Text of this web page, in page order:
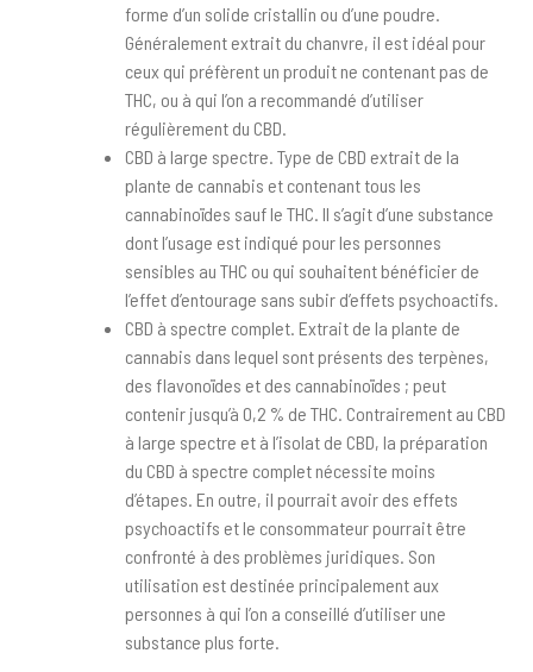
forme d’un solide cristallin ou d’une poudre.
Généralement extrait du chanvre, il est idéal pour
ceux qui préfèrent un produit ne contenant pas de
THC, ou à qui l’on a recommandé d’utiliser
régulièrement du CBD.
CBD à large spectre. Type de CBD extrait de la
plante de cannabis et contenant tous les
cannabinoïdes sauf le THC. Il s’agit d’une substance
dont l’usage est indiqué pour les personnes
sensibles au THC ou qui souhaitent bénéficier de
l’effet d’entourage sans subir d’effets psychoactifs.
CBD à spectre complet. Extrait de la plante de
cannabis dans lequel sont présents des terpènes,
des flavonoïdes et des cannabinoïdes ; peut
contenir jusqu’à 0,2 % de THC. Contrairement au CBD
à large spectre et à l’isolat de CBD, la préparation
du CBD à spectre complet nécessite moins
d’étapes. En outre, il pourrait avoir des effets
psychoactifs et le consommateur pourrait être
confronté à des problèmes juridiques. Son
utilisation est destinée principalement aux
personnes à qui l’on a conseillé d’utiliser une
substance plus forte.